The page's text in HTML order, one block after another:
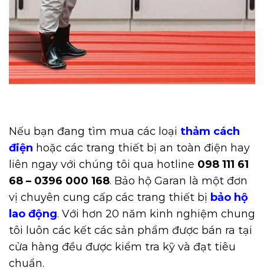
Nếu bạn đang tìm mua các loại thảm cách
điện hoặc các trang thiết bị an toàn điện hay
liên ngay với chúng tôi qua hotline 098 111 61
68 – 0396 000 168. Bảo hộ Garan là một đơn
vị chuyên cung cấp các trang thiết bị bảo hộ
lao động. Với hơn 20 năm kinh nghiệm chung
tôi luôn các kết các sản phẩm được bán ra tại
cửa hàng đều được kiểm tra kỹ và đạt tiêu
chuẩn.